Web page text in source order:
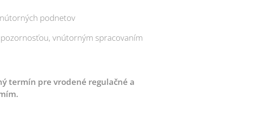
podnetov
vnútorným spracovaním
termín pre vrodené regulačné a